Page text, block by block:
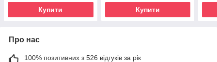
Купити Купити
Про нас
100% позитивних з 526 відгуків за рік